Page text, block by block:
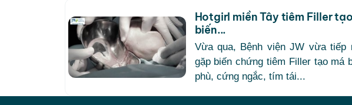
Hotgirl miền Tây tiêm Filler
biến...
Vừa qua, Bệnh viện JW vừa tiếp
gặp biến chứng tiêm Filler tạo má
phù, cứng ngắc, tím tái...